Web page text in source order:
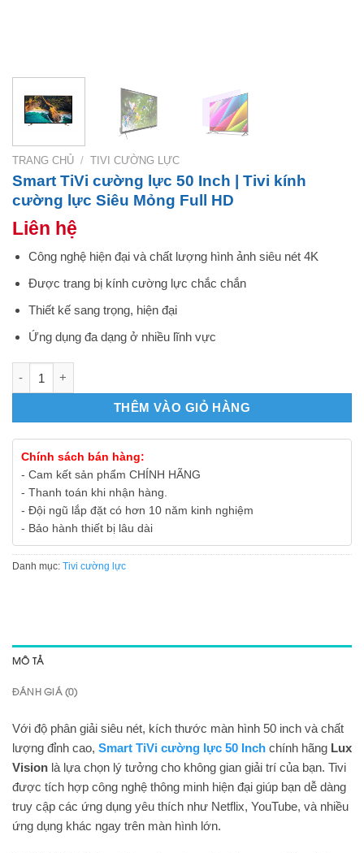
TRANG CHỦ / TIVI CƯỜNG LỰC
Smart TiVi cường lực 50 Inch | Tivi kính
cường lực Siêu Mỏng Full HD
Liên hệ
Công nghệ hiện đại và chất lượng hình ảnh siêu nét 4K
Được trang bị kính cường lực chắc chắn
Thiết kế sang trọng, hiện đại
Ứng dụng đa dạng ở nhiều lĩnh vực
THÊM VÀO GIỎ HÀNG
Chính sách bán hàng:
- Cam kết sản phẩm CHÍNH HÃNG
- Thanh toán khi nhận hàng.
- Đội ngũ lắp đặt có hơn 10 năm kinh nghiệm
- Bảo hành thiết bị lâu dài
Danh mục: Tivi cường lực
MÔ TẢ
ĐÁNH GIÁ (0)
Với độ phân giải siêu nét, kích thước màn hình 50 inch và chất
lượng đỉnh cao, Smart TiVi cường lực 50 Inch chính hãng Lux
Vision là lựa chọn lý tưởng cho không gian giải trí của bạn. Tivi
được tích hợp công nghệ thông minh hiện đại giúp bạn dễ dàng
truy cập các ứng dụng yêu thích như Netflix, YouTube, và nhiều
ứng dụng khác ngay trên màn hình lớn.